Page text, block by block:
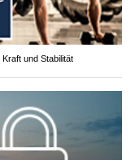
und Stabilität